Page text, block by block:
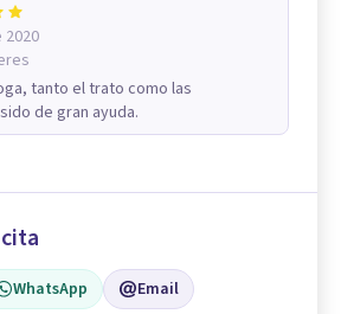
tanto el trato como las
de gran ayuda.
WhatsApp Email